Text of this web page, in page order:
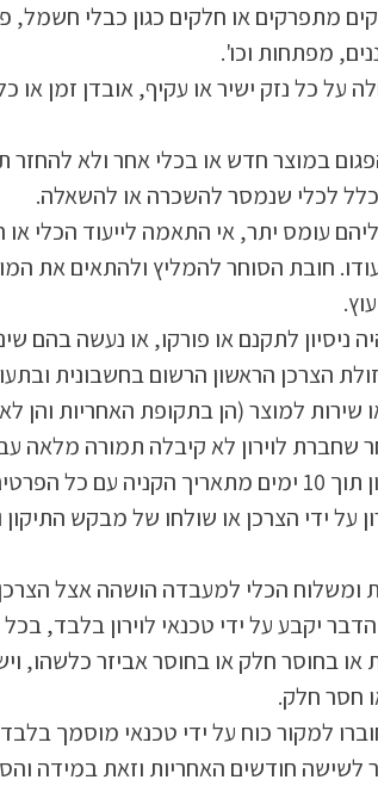
מתפרקים או חלקים כגון כבלי
מפתחות וכו'.
על כל נזק ישיר או עקיף, אובדן זמן או
במוצר חדש או בכלי אחר ולא
כלל לכלי שנמסר להשכרה או להשאלה.
עומס יתר, אי התאמה לייעוד הכלי
חובת הסוחר להמליץ ולהתאים את
ניסיון לתקנם או פורקו, או נעשה בהם
הצרכן הראשון הרשום בחשבונית
שירות למוצר (הן בתקופת האחריות
לוירון לא קיבלה תמורה מלאה
קנייה.
על ידי הצרכן או שולחו של מבקש
הכלי למעבדה הושהה אצל
יקבע על ידי טכנאי לוירון בלבד,
בחוסר חלק או בחוסר אביזר כלשהו,
חסר חלק.
למקור כוח על ידי טכנאי מוסמך
חודשים האחריות וזאת במידה